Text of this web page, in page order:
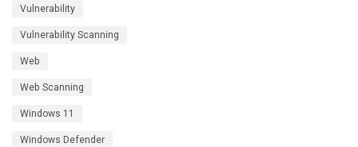
Vulnerability
Vulnerability Scanning
Web
Web Scanning
Windows 11
Windows Defender